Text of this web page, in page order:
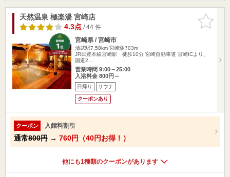
お気に入
りに追加
天然温泉 極楽湯 宮崎店
4.3点/ 44 件
宮崎県 / 宮崎市
清武駅7.58km 宮崎駅703m
JR日豊本線宮崎駅 徒歩10分 宮崎自動車道 宮崎ICより、
国道2…
営業時間 9:00～25:00
入浴料金 800円～
日帰り サウナ
クーポンあり
クーポン 入館料割引
通常800円 → 760円（40円お得！）
他にも1種類のクーポンがあります